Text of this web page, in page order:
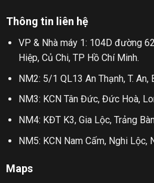
Thông tin liên hệ
VP & Nhà máy 1: 104D đường
Hiệp, Củ Chi, TP Hồ Chí Minh.
NM2: 5/1 QL13 An Thạnh, T. An,
NM3: KCN Tân Đức, Đức Hoà,
NM4: KĐT K3, Gia Lộc, Trảng
NM5: KCN Nam Cấm, Nghi Lộc,
Maps